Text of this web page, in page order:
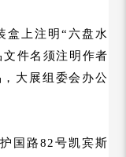
上注明“六盘水
文件名须注明作者
大展组委会办公
国路82号凯宾斯